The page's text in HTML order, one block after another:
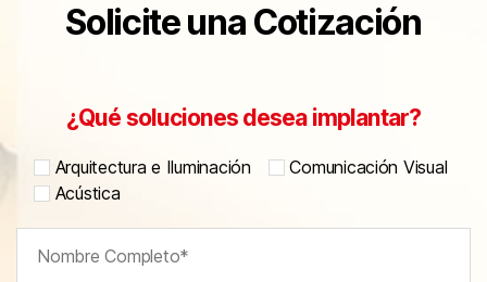
Solicite una Cotización
¿Qué soluciones desea implantar?
Arquitectura e Iluminación
Comunicación Visual
Acústica